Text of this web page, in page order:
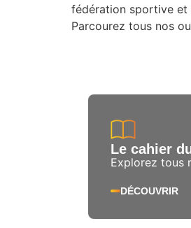
fédération sportive et
Parcourez tous nos
Le cahier
Explorez tous
DÉCOUVRIR